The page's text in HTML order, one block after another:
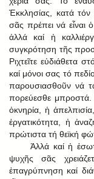
Ἐκκλησίας, κατά τόν
σᾶς πρέπει νά εἶναι
ἀλλά καί ἡ
συγκρότηση τῆς
Ριχτεῖτε εὐδιάθετα
καί μόνοι σας τό
παρουσιασθοῦν νά
πορεύεσθε μπροστά.
ὀκνηρία, ἡ
ἐργατικότητα, ἡ
πρώτιστα τή θεϊκή
Ἀλλά καί ἡ
ψυχῆς σᾶς
ἐπαγρύπνηση καί